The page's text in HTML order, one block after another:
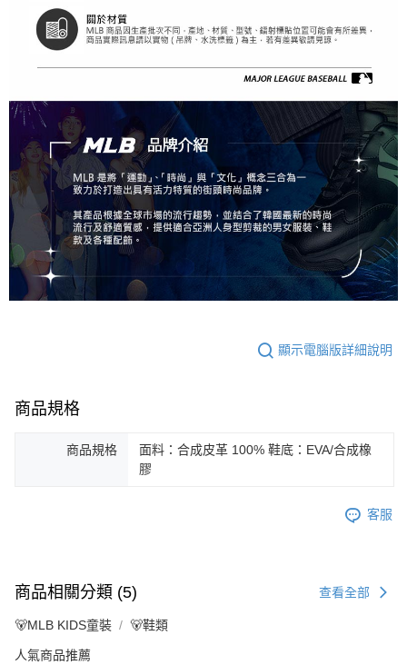
顯示電腦版詳細說明
商品規格
商品規格
面料：合成皮革 100% 鞋底：EVA/合成橡
膠
客服
商品相關分類 (5) 查看全部
🐻MLB KIDS童裝 🐻鞋類
人氣商品推薦